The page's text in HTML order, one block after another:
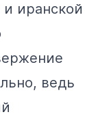
иранской
ведь